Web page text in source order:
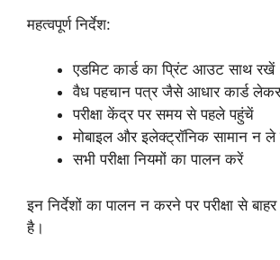
महत्वपूर्ण निर्देश:
एडमिट कार्ड का प्रिंट आउट साथ रखें
वैध पहचान पत्र जैसे आधार कार्ड
परीक्षा केंद्र पर समय से पहले पहुंचें
मोबाइल और इलेक्ट्रॉनिक सामान न ले
सभी परीक्षा नियमों का पालन करें
इन निर्देशों का पालन न करने पर परीक्षा से
है।